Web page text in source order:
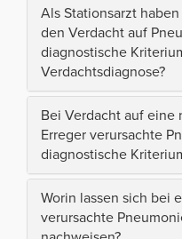
Als Stationsarzt
den Verdacht auf
diagnostische
Verdachtsdiagnose?
Bei Verdacht auf eine
Erreger verursachte
diagnostische
Worin lassen sich bei
verursachte